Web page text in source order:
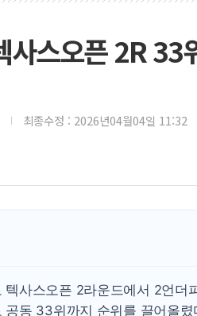
사스오픈 2R 33
최종수정 : 2026년04월04일 11:32
텍사스오픈 2라운드에서 2언더
공동 33위까지 순위를 끌어올렸